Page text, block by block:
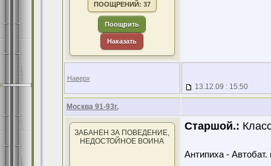
ПООЩРЕНИЙ: 37
Поощрить
Наказать
Наверх
13.12.09 : 15:50
Москва 91-93г.
ЗАБАНЕН ЗА ПОВЕДЕНИЕ,
НЕДОСТОЙНОЕ ВОИНА
Старшой.:
Антипиха - Автобат.